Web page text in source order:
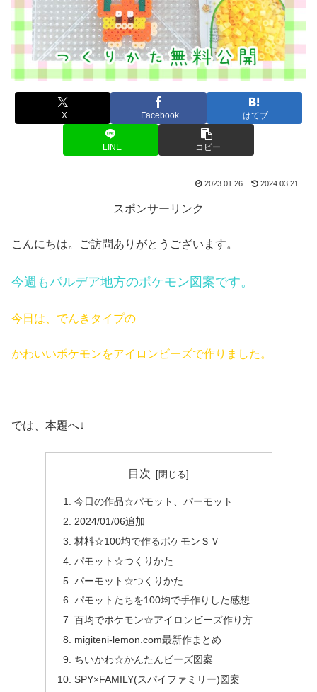
X Facebook はてブ
LINE コピー
2023.01.26 2024.03.21
スポンサーリンク
こんにちは。ご訪問ありがとうございます。
今週もパルデア地方のポケモン図案です。
今日は、でんきタイプの
かわいいポケモンをアイロンビーズで作りました。
では、本題へ↓
目次
今日の作品☆パモット、パーモット
2024/01/06追加
材料☆100均で作るポケモンＳＶ
パモット☆つくりかた
パーモット☆つくりかた
パモットたちを100均で手作りした感想
百均でポケモン☆アイロンビーズ作り方
migiteni-lemon.com最新作まとめ
ちいかわ☆かんたんビーズ図案
SPY×FAMILY(スパイファミリー)図案